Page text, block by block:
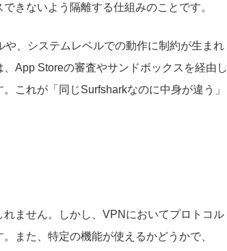
きないよう隔離する仕組みのことです。
、システムレベルでの動作に制約が生まれ
App Storeの審査やサンドボックスを経由し
これが「同じSurfsharkなのに中身が違う」
れません。しかし、VPNにおいてプロトコル
また、特定の機能が使えるかどうかで、